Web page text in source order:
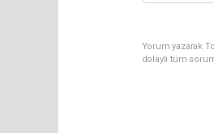
Yorum yazarak
dolaylı tüm